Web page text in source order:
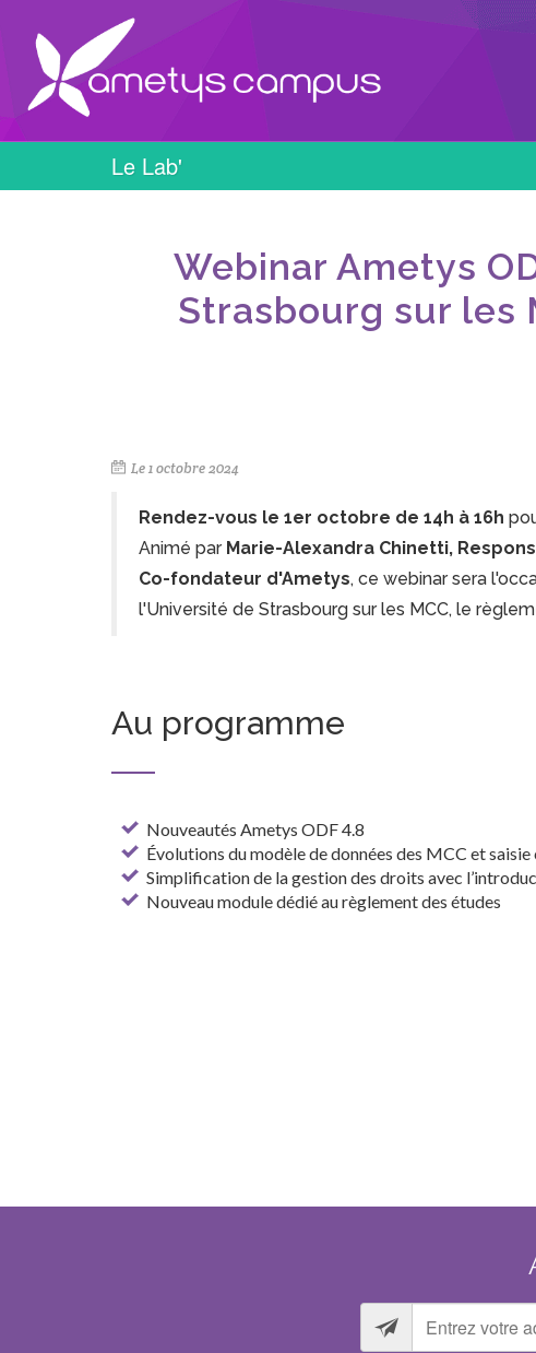
Le Lab'
Webinar Ametys
Strasbourg sur les
Le1 octobre 2024
Rendez-vous le 1er octobre de 14h à 16h
Animé par Marie-Alexandra Chinetti,
Co-fondateur d'Ametys, ce webinar sera
l'Université de Strasbourg sur les MCC, le
Au programme
Nouveautés Ametys ODF 4.8
Évolutions du modèle de données des MCC et
Simplification de la gestion des droits avec
Nouveau module dédié au règlement des études